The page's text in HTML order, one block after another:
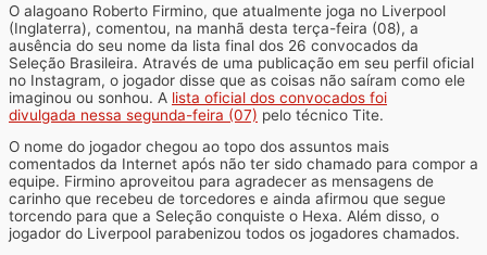
O alagoano Roberto Firmino, que atualmente joga no Liverpool
(Inglaterra), comentou, na manhã desta terça-feira (08), a
ausência do seu nome da lista final dos 26 convocados da
Seleção Brasileira. Através de uma publicação em seu perfil oficial
no Instagram, o jogador disse que as coisas não saíram como ele
imaginou ou sonhou. A lista oficial dos convocados foi
divulgada nessa segunda-feira (07) pelo técnico Tite.
O nome do jogador chegou ao topo dos assuntos mais
comentados da Internet após não ter sido chamado para compor a
equipe. Firmino aproveitou para agradecer as mensagens de
carinho que recebeu de torcedores e ainda afirmou que segue
torcendo para que a Seleção conquiste o Hexa. Além disso, o
jogador do Liverpool parabenizou todos os jogadores chamados.